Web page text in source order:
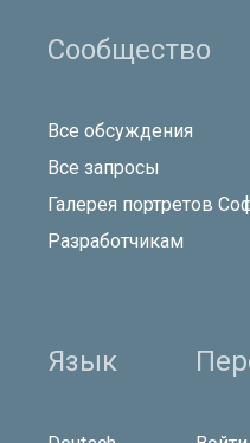
Сообщество
Все обсуждения
Все запросы
Галерея портретов
Разработчикам
Язык